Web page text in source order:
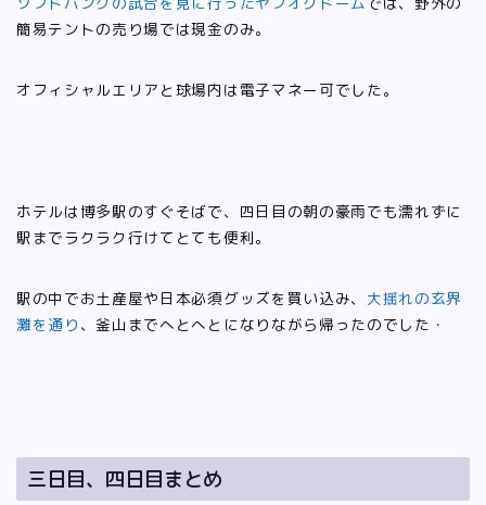
簡易テントの売り場では現金のみ。
オフィシャルエリアと球場内は電子マネー可でした。
ホテルは博多駅のすぐそばで、四日目の朝の豪雨でも濡れずに
駅までラクラク行けてとても便利。
駅の中でお土産屋や日本必須グッズを買い込み、 大揺れの玄界
灘を通り 、釜山までへとへとになりながら帰ったのでした・
三日目、四日目まとめ